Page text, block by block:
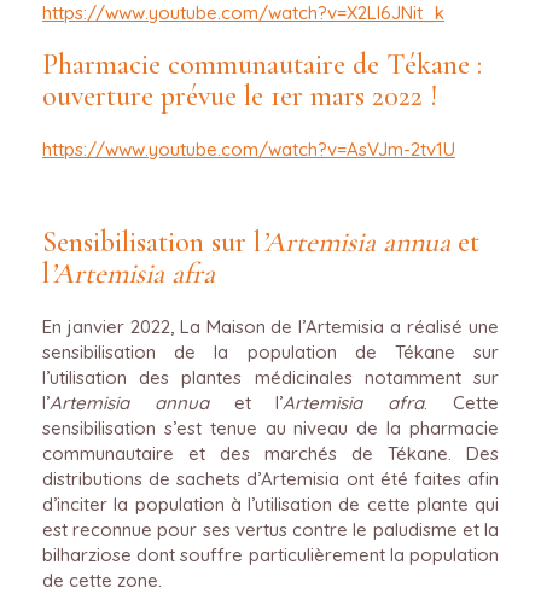
https://www.youtube.com/watch?v=X2Ll6JNit_k
Pharmacie communautaire de Tékane :
ouverture prévue le 1er mars 2022 !
https://www.youtube.com/watch?v=AsVJm-2tv1U
Sensibilisation sur l’Artemisia annua et
l’Artemisia afra
En janvier 2022, La Maison de l’Artemisia a réalisé une
sensibilisation de la population de Tékane sur
l’utilisation des plantes médicinales notamment sur
l’Artemisia annuaet l’Artemisia afra. Cette
sensibilisation s’est tenue au niveau de la pharmacie
communautaire et des marchés de Tékane. Des
distributions de sachets d’Artemisia ont été faites afin
d’inciter la population à l’utilisation de cette plante qui
est reconnue pour ses vertus contre le paludisme et la
bilharziose dont souffre particulièrement la population
de cette zone.